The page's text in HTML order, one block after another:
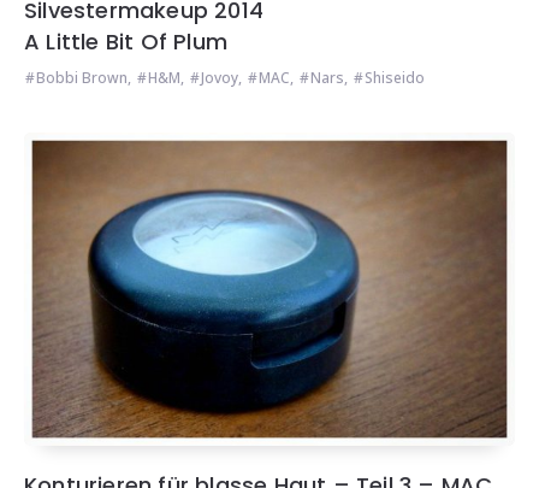
Silvestermakeup 2014
A Little Bit Of Plum
Bobbi Brown, H&M, Jovoy, MAC, Nars, Shiseido